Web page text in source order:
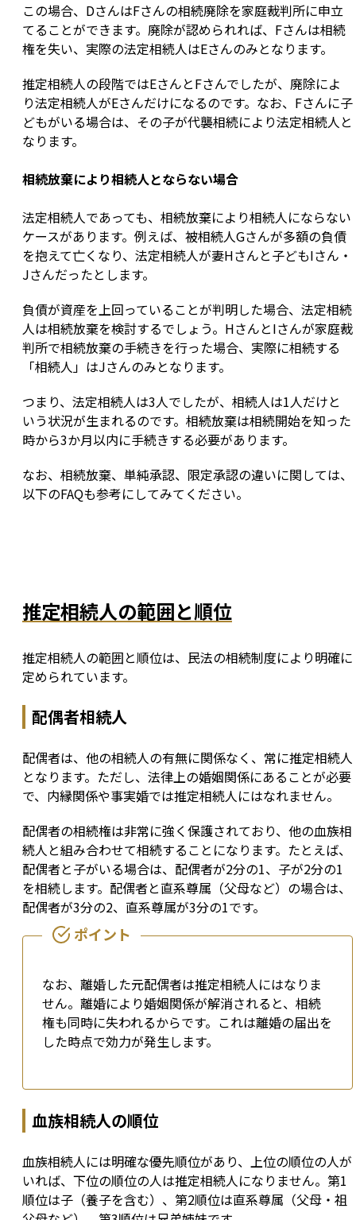
この場合、DさんはFさんの相続廃除を家庭裁判所に申立
てることができます。廃除が認められれば、Fさんは相続
権を失い、実際の法定相続人はEさんのみとなります。
推定相続人の段階ではEさんとFさんでしたが、廃除によ
り法定相続人がEさんだけになるのです。なお、Fさんに子
どもがいる場合は、その子が代襲相続により法定相続人と
なります。
相続放棄により相続人とならない場合
法定相続人であっても、相続放棄により相続人にならない
ケースがあります。例えば、被相続人Gさんが多額の負債
を抱えて亡くなり、法定相続人が妻Hさんと子どもIさん・
Jさんだったとします。
負債が資産を上回っていることが判明した場合、法定相続
人は相続放棄を検討するでしょう。HさんとIさんが家庭裁
判所で相続放棄の手続きを行った場合、実際に相続する
「相続人」はJさんのみとなります。
つまり、法定相続人は3人でしたが、相続人は1人だけと
いう状況が生まれるのです。相続放棄は相続開始を知った
時から3か月以内に手続きする必要があります。
なお、相続放棄、単純承認、限定承認の違いに関しては、
以下のFAQも参考にしてみてください。
推定相続人の範囲と順位
推定相続人の範囲と順位は、民法の相続制度により明確に
定められています。
配偶者相続人
配偶者は、他の相続人の有無に関係なく、常に推定相続人
となります。ただし、法律上の婚姻関係にあることが必要
で、内縁関係や事実婚では推定相続人にはなれません。
配偶者の相続権は非常に強く保護されており、他の血族相
続人と組み合わせて相続することになります。たとえば、
配偶者と子がいる場合は、配偶者が2分の1、子が2分の1
を相続します。配偶者と直系尊属（父母など）の場合は、
配偶者が3分の2、直系尊属が3分の1です。
なお、離婚した元配偶者は推定相続人にはなりま
せん。離婚により婚姻関係が解消されると、相続
権も同時に失われるからです。これは離婚の届出を
した時点で効力が発生します。
血族相続人の順位
血族相続人には明確な優先順位があり、上位の順位の人が
いれば、下位の順位の人は推定相続人になりません。第1
順位は子（養子を含む）、第2順位は直系尊属（父母・祖